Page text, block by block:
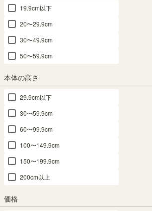
19.9cm以下
20〜29.9cm
30〜49.9cm
50〜59.9cm
本体の高さ
29.9cm以下
30〜59.9cm
60〜99.9cm
100〜149.9cm
150〜199.9cm
200cm以上
価格
幅59.0 × 奥行29.0 × 高さ90.0（cm）
タナリオ ：TNL-9059-DK
¥ 8,980
送料個別
ご希望のサイズでお作りします。
横幅1cm単位でご注文はこちら
カラー
ナチュラルオーク1 ダークオーク ホワイトオーク